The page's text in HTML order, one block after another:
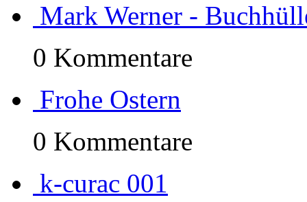
Mark Werner -
0 Kommentare
Frohe Ostern
0 Kommentare
k-curac 001